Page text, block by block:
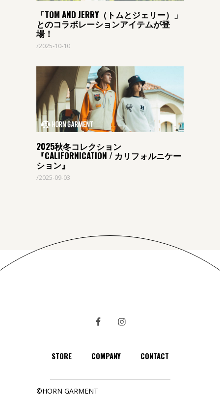
「TOM AND JERRY（トムとジェリー）」
とのコラボレーションアイテムが登
場！
2025-10-10
2025秋冬コレクション
『CALIFORNICATION / カリフォルニケー
ション』
2025-09-03
STORE COMPANY CONTACT
©HORN GARMENT